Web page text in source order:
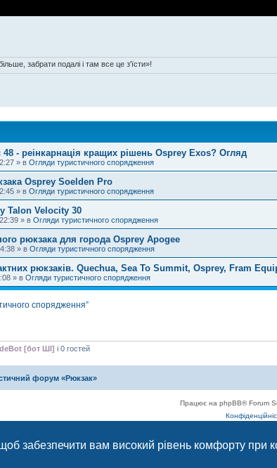
забезпечити вам високий рівень комфорту при
забрати подалі і там все це з'їсти»!
- реінкарнація кращих рішень Osprey Exos? Огляд
» в Огляди туристичного спорядження
Osprey Soelden Pro
» в Огляди туристичного спорядження
Talon Velocity 30
» в Огляди туристичного спорядження
рюкзака для города Osprey Apogee
» в Огляди туристичного спорядження
рюкзаків. Quechua, Sea To Summit, Osprey, Fram
» в Огляди туристичного спорядження
спорядження”
[бот ШІ] і 0 гостей
форум «Рюкзак»
Працює на phpBB® Forum